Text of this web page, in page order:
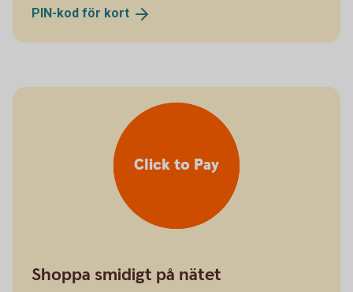
PIN-kod för kort
Click to Pay
Shoppa smidigt på nätet